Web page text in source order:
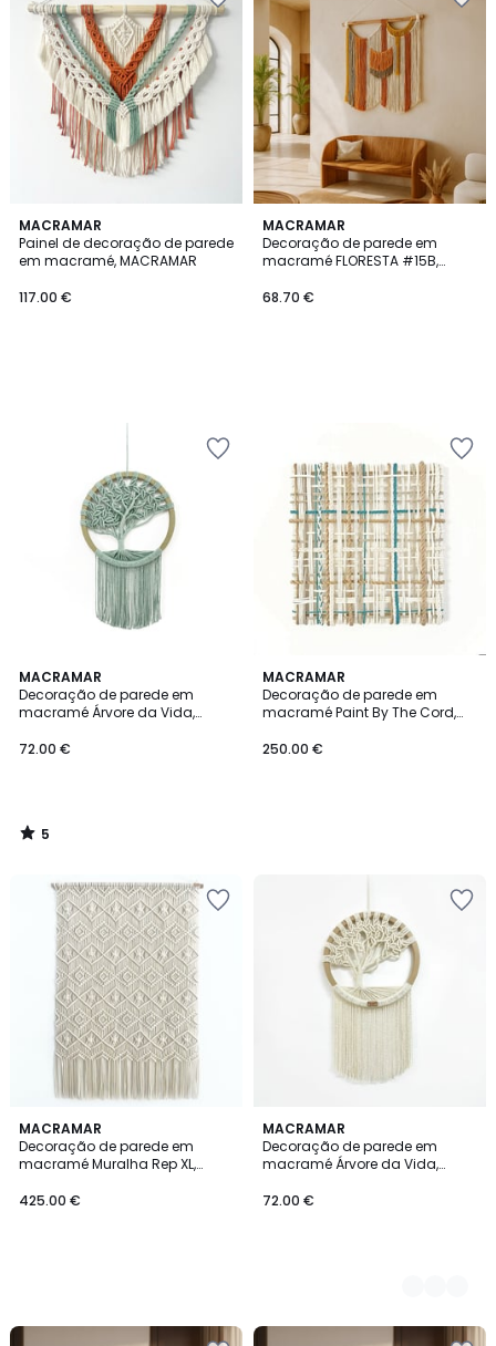
MACRAMAR
Painel de decoração de parede
em macramé, MACRAMAR
117.00 €
MACRAMAR
Decoração de parede em
macramé FLORESTA #15B,
68.70 €
MACRAMAR
Decoração de parede em
macramé Árvore da Vida,
72.00 €
5
/
5
5
/
MACRAMAR
Decoração de parede em
macramé Paint By The Cord,
250.00 €
MACRAMAR
Decoração de parede em
macramé Muralha Rep XL,
425.00 €
MACRAMAR
Decoração de parede em
macramé Árvore da Vida,
72.00 €
2
Cores